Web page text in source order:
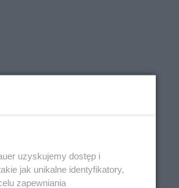
uzyskujemy dostęp i
jak unikalne identyfikatory,
zapewniania